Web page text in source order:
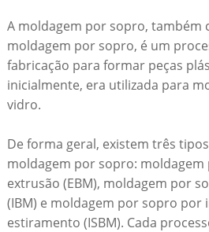
A moldagem por sopro, também
moldagem por sopro, é um
fabricação para formar peças
inicialmente, era utilizada para
vidro.
De forma geral, existem três
moldagem por sopro:
extrusão (EBM), moldagem por
(IBM) e moldagem por sopro por
estiramento (ISBM). Cada